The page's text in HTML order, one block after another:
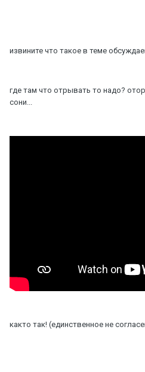
извините что такое в теме
где там что отрывать то надо?
сони...
както так! (единственное не